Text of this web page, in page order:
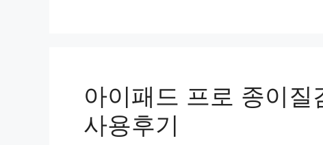
아이패드 프로 종이
사용후기